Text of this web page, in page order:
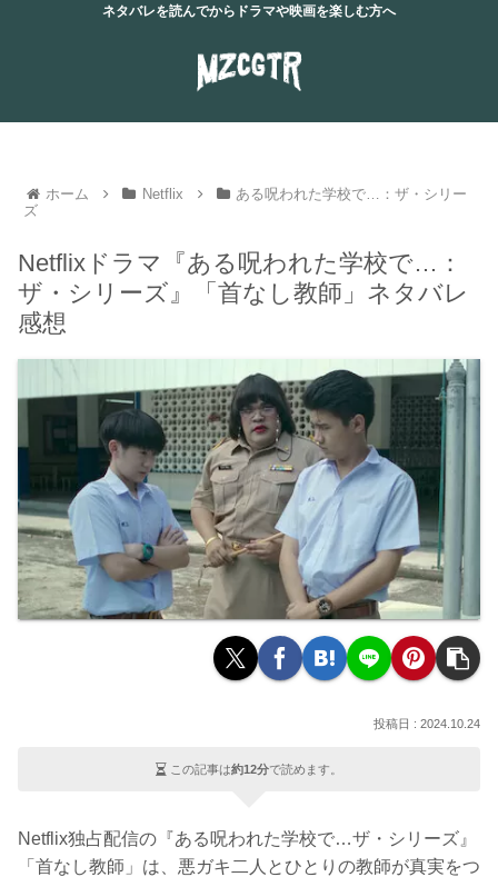
ネタバレを読んでからドラマや映画を楽しむ方へ
ホーム Netflix
ある呪われた学校で…：ザ・シリー
ズ
Netflixドラマ『ある呪われた学校で…：
ザ・シリーズ』「首なし教師」ネタバレ
感想
2024.10.24
この記事は約12分で読めます。
Netflix独占配信の『ある呪われた学校で…ザ・シリーズ』
「首なし教師」は、悪ガキ二人とひとりの教師が真実をつ